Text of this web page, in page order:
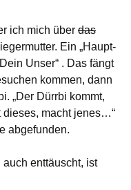
ich mich über das
Ein „Haupt-
Unser“ . Das fängt
kommen, dann
„Der Dürrbi kommt,
dieses, macht jenes…“
abgefunden.
enttäuscht, ist